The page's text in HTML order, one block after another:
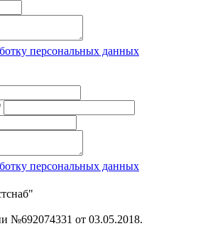
персональных данных
персональных данных
№692074331 от 03.05.2018.